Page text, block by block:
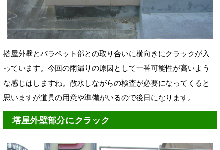
搭屋外壁とパラペット部との取り合いに横向きにクラックが入
っています。今回の雨漏りの原因として一番可能性が高いよう
な感じはしますね。散水しながらの検査が必要になってくると
思いますが道具の用意や準備がいるので後日になります。
塔屋外壁部分にクラック